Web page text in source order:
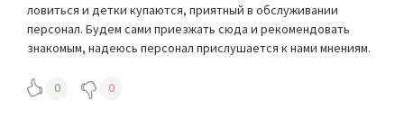
ловиться и детки купаются, приятный в обслуживании
персонал. Будем сами приезжать сюда и рекомендовать
знакомым, надеюсь персонал прислушается к нами мнениям.
0 0